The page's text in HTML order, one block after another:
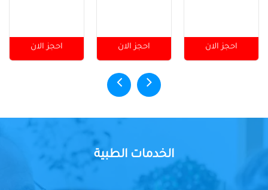
احجز الان احجز الان احجز الان
الخدمات الطبية